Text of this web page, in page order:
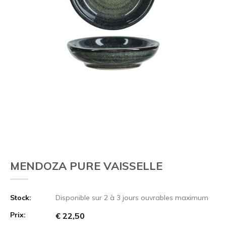
MENDOZA PURE VAISSELLE
Stock:
Disponible sur 2 à 3 jours ouvrables maximum
Prix:
€ 22,50